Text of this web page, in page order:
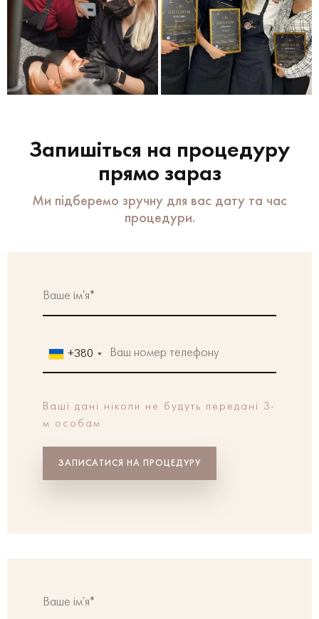
Запишіться на процедуру
прямо зараз
Ми підберемо зручну для вас дату та час
процедури.
+380
Ваші дані ніколи не будуть передані 3-
м особам
ЗАПИСАТИСЯ НА ПРОЦЕДУРУ